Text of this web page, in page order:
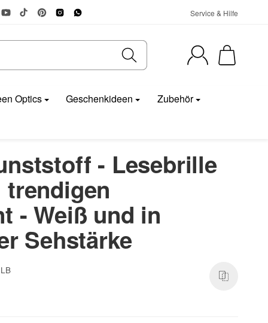
Service & Hilfe
Optics Geschenkideen Zubehör
- Lesebrille
trendigen
- Weiß und in
Sehstärke